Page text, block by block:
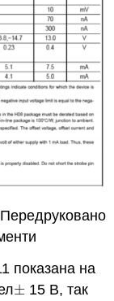
показана на
±
± 15 В, так